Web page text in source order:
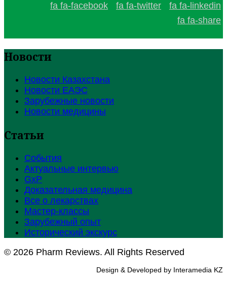
fa fa-facebook fa fa-twitter
fa fa-linkedin
fa fa-share
Новости
Новости Казахстана
Новости ЕАЭС
Зарубежные новости
Новости медицины
Статьи
События
Актуальные интервью
GxP
Доказательная медицина
Все о лекарствах
Мастер-классы
Зарубежный опыт
Исторический экскурс
© 2026 Pharm Reviews. All Rights Reserved
Design & Developed by Interamedia KZ